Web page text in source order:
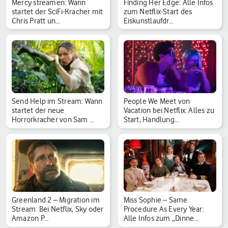
Mercy streamen: Wann
startet der SciFi-Kracher mit
Chris Pratt un…
Finding Her Edge: Alle Infos
zum Netflix-Start des
Eiskunstlaufdr…
Send Help im Stream: Wann
startet der neue
Horrorkracher von Sam …
People We Meet von
Vacation bei Netflix: Alles zu
Start, Handlung…
Greenland 2 – Migration im
Stream: Bei Netflix, Sky oder
Amazon P…
Miss Sophie – Same
Procedure As Every Year:
Alle Infos zum „Dinne…